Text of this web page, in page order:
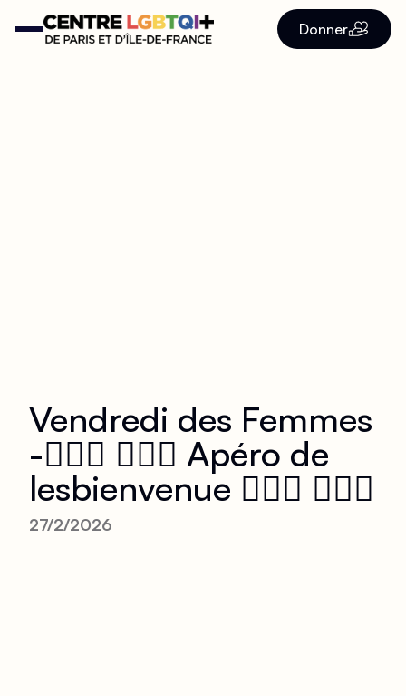
Donner
Vendredi des Femmes
-👩‍❤️‍👩 👩‍❤️‍👩 Apéro de
lesbienvenue 👩‍❤️‍👩 👩‍❤️‍👩
27/2/2026